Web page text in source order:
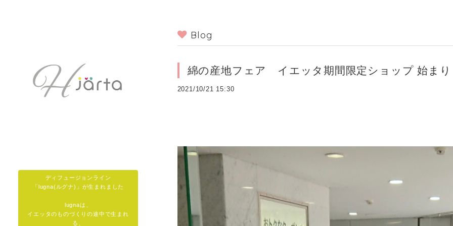
ディフュージョンライン
「lugna(ルグナ)」が生まれました
lugnaは、
イエッタのものづくりの途中で生まれ
る、
Blog
綿の産地フェア イエッタ期間限定ショップ 始ま
2021/10/21 15:30